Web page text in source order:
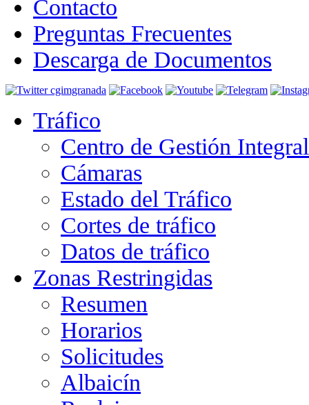
Contacto
Preguntas Frecuentes
Descarga de Documentos
Tráfico
Centro de Gestión
Cámaras
Estado del Tráfico
Cortes de tráfico
Datos de tráfico
Zonas Restringidas
Resumen
Horarios
Solicitudes
Albaicín